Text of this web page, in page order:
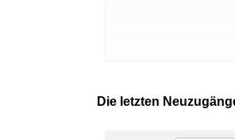
Die letzten